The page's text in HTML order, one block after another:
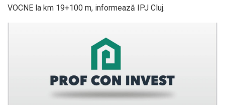
VOCNE la km 19+100 m, informează IPJ Cluj.